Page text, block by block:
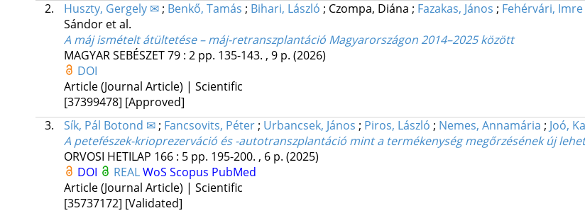
2.
Huszty, Gergely ✉; Benkő, Tamás ; Bihari, László ; Czompa, Diána ; Fazakas, János ; Fehérvári, Imre
Sándor et al.
A máj ismételt átültetése – máj-retranszplantáció Magyarországon 2014–2025 között
MAGYAR SEBÉSZET79: 2 pp. 135-143. , 9 p. (2026)
DOI
Article (Journal Article) | Scientific
[37399478] [Approved]
3.
Sík, Pál Botond ✉; Fancsovits, Péter; Urbancsek, János ; Piros, László ; Nemes, Annamária ; Joó,
A petefészek-krioprezerváció és -autotranszplantáció mint a termékenység megőrzésének új
ORVOSI HETILAP 166: 5 pp. 195-200. , 6 p. (2025)
DOI
REALWoS Scopus PubMed
Article (Journal Article) | Scientific
[35737172] [Validated]